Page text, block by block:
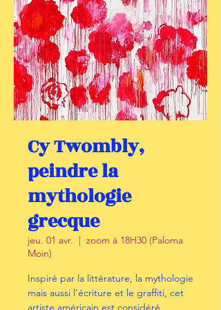
Cy Twombly,
peindre la
mythologie
grecque
jeu. 01 avr.
  |
zoom à 18H30 (Paloma
Moin)
Inspiré par la littérature, la mythologie
mais aussi l’écriture et le graffiti, cet
artiste américain est considéré